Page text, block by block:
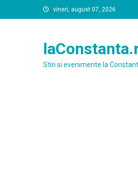
to
vineri, august 07, 2026
Stiri si evenimente la